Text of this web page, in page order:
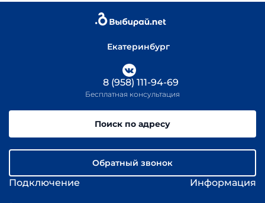
Екатеринбург
Подключение Информация
8 (958) 111-94-69
Бесплатная консультация
Поиск по адресу
Обратный звонок